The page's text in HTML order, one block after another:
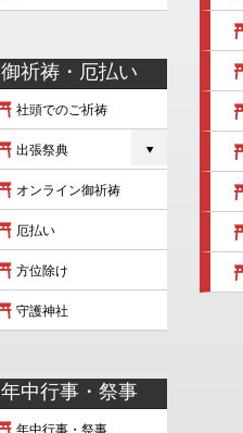
御祈祷・厄払い
社頭でのご祈祷
出張祭典
オンライン御祈祷
厄払い
方位除け
守護神社
年中行事・祭事
年中行事・祭事